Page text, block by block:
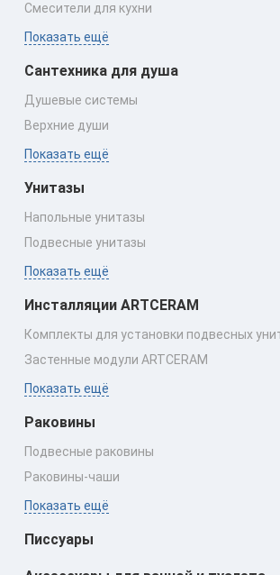
Смесители для кухни
Показать ещё
Сантехника для душа
Душевые системы
Верхние души
Показать ещё
Унитазы
Напольные унитазы
Подвесные унитазы
Показать ещё
Инсталляции ARTCERAM
Комплекты для установки подвесных
Застенные модули ARTCERAM
Показать ещё
Раковины
Подвесные раковины
Раковины‑чаши
Показать ещё
Писсуары